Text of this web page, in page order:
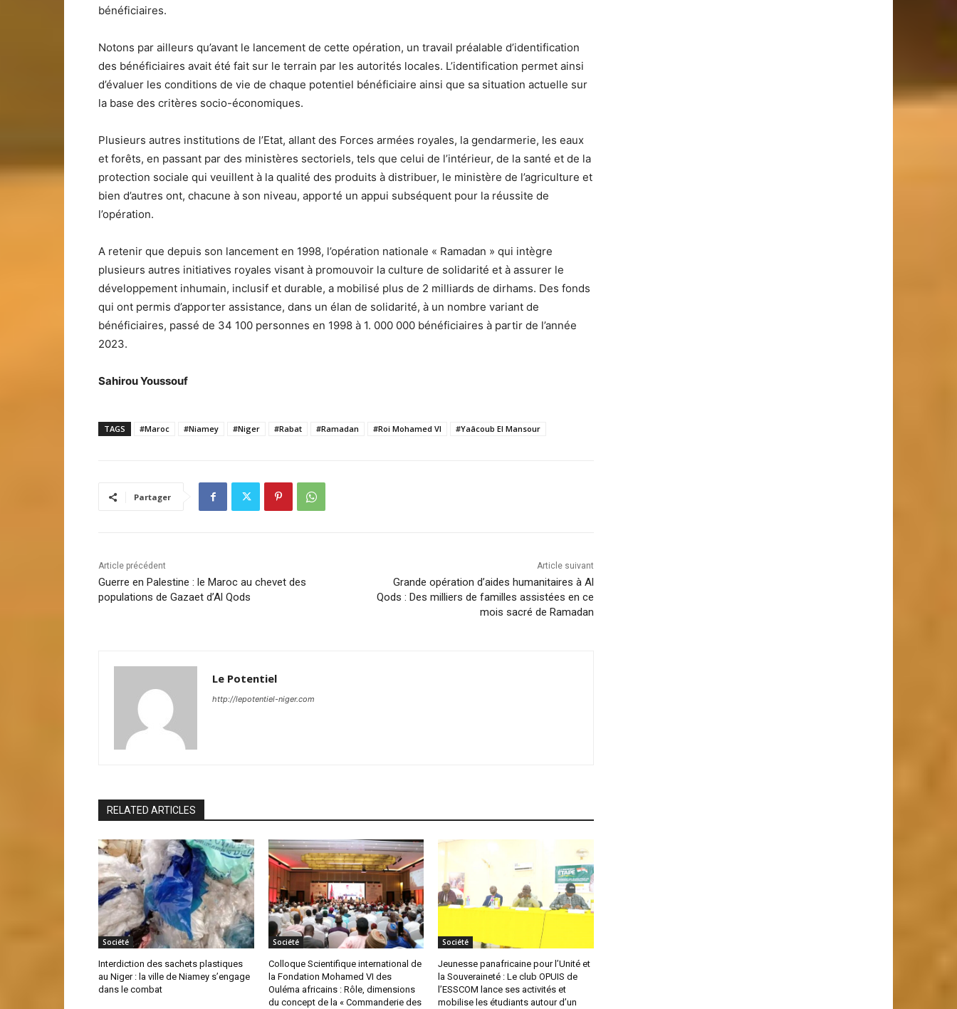
bénéficiaires.
Notons par ailleurs qu’avant le lancement de cette opération, un travail préalable d’identification
des bénéficiaires avait été fait sur le terrain par les autorités locales. L’identification permet ainsi
d’évaluer les conditions de vie de chaque potentiel bénéficiaire ainsi que sa situation actuelle sur
la base des critères socio-économiques.
Plusieurs autres institutions de l’Etat, allant des Forces armées royales, la gendarmerie, les eaux
et forêts, en passant par des ministères sectoriels, tels que celui de l’intérieur, de la santé et de la
protection sociale qui veuillent à la qualité des produits à distribuer, le ministère de l’agriculture et
bien d’autres ont, chacune à son niveau, apporté un appui subséquent pour la réussite de
l’opération.
A retenir que depuis son lancement en 1998, l’opération nationale « Ramadan » qui intègre
plusieurs autres initiatives royales visant à promouvoir la culture de solidarité et à assurer le
développement inhumain, inclusif et durable, a mobilisé plus de 2 milliards de dirhams. Des fonds
qui ont permis d’apporter assistance, dans un élan de solidarité, à un nombre variant de
bénéficiaires, passé de 34 100 personnes en 1998 à 1. 000 000 bénéficiaires à partir de l’année
2023.
Sahirou Youssouf
TAGS #Maroc #Niamey #Niger #Rabat #Ramadan #Roi Mohamed VI #Yaâcoub El Mansour
Partager
Article précédent
Guerre en Palestine : le Maroc au chevet des
populations de Gazaet d’Al Qods
Article suivant
Grande opération d’aides humanitaires à Al
Qods : Des milliers de familles assistées en ce
mois sacré de Ramadan
Le Potentiel
http://lepotentiel-niger.com
RELATED ARTICLES
Société
Interdiction des sachets plastiques
au Niger : la ville de Niamey s’engage
dans le combat
Société
Colloque Scientifique international de
la Fondation Mohamed VI des
Ouléma africains : Rôle, dimensions
du concept de la « Commanderie des
Société
Jeunesse panafricaine pour l’Unité et
la Souveraineté : Le club OPUIS de
l’ESSCOM lance ses activités et
mobilise les étudiants autour d’un